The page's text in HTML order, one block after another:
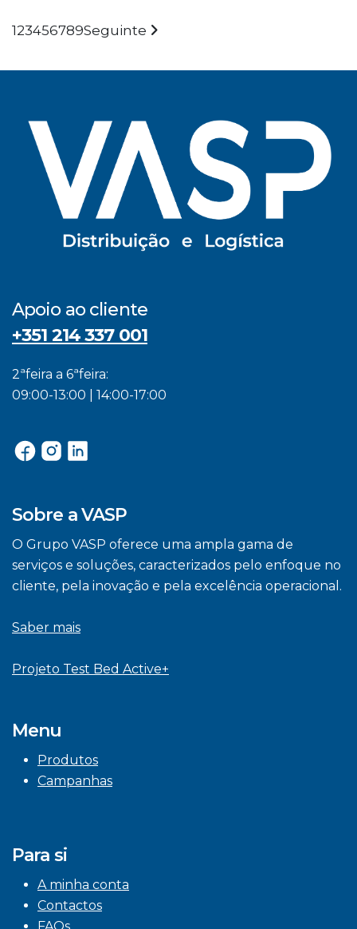
123456789Seguinte
Apoio ao cliente
+351 214 337 001
2ªfeira a 6ªfeira:
09:00-13:00 | 14:00-17:00
Sobre a VASP
O Grupo VASP oferece uma ampla gama de
serviços e soluções, caracterizados pelo enfoque no
cliente, pela inovação e pela excelência operacional.
Saber mais
Projeto Test Bed Active+
Menu
Produtos
Campanhas
Para si
A minha conta
Contactos